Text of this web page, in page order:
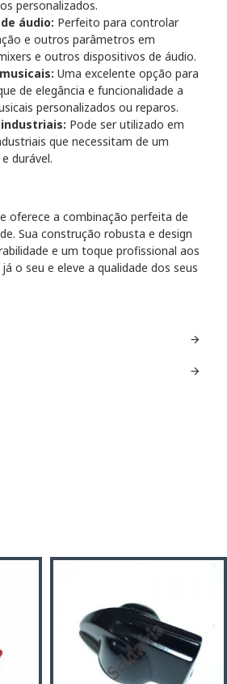
personalizados.
áudio: Perfeito para controlar
e outros parâmetros em
e outros dispositivos de áudio.
Uma excelente opção para
de elegância e funcionalidade a
personalizados ou reparos.
Pode ser utilizado em
que necessitam de um
durável.
oferece a combinação perfeita de
Sua construção robusta e design
e um toque profissional aos
o seu e eleve a qualidade dos seus